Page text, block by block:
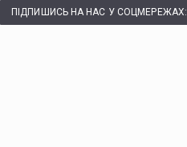
ПІДПИШИСЬ НА НАС У СОЦМЕРЕЖАХ: